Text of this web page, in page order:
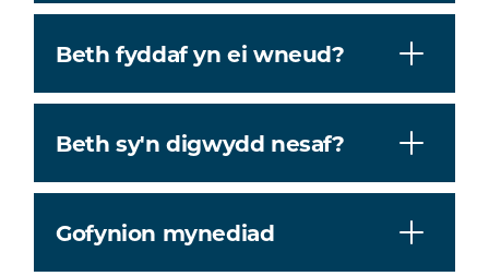
Beth fyddaf yn ei wneud?
Beth sy'n digwydd nesaf?
Gofynion mynediad